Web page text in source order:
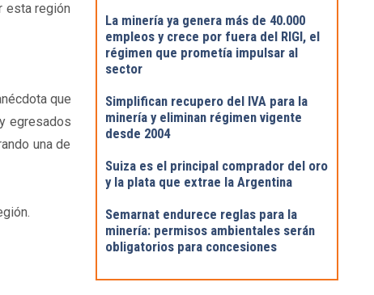
esta región
que
egresados
una de
La minería ya genera más de 40.000
empleos y crece por fuera del RIGI, el
régimen que prometía impulsar al
sector
Simplifican recupero del IVA para la
minería y eliminan régimen vigente
desde 2004
Suiza es el principal comprador del oro
y la plata que extrae la Argentina
Semarnat endurece reglas para la
minería: permisos ambientales serán
obligatorios para concesiones